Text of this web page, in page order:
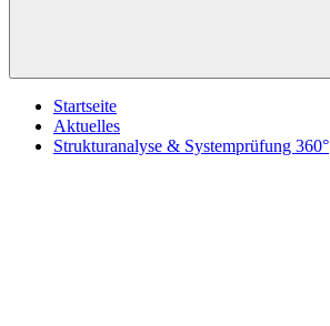
Startseite
Aktuelles
Strukturanalyse & Systemprüfung 360°